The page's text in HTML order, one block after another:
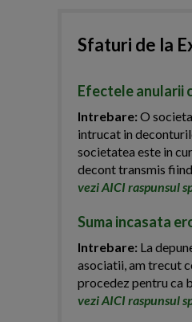
Sfaturi de la
Efectele anularii
Intrebare:O
intrucat in
societatea este in
decont transmis
vezi AICI raspunsul
Suma incasata
Intrebare: La
asociatii, am trecut
procedez pentru ca
vezi AICI raspunsul